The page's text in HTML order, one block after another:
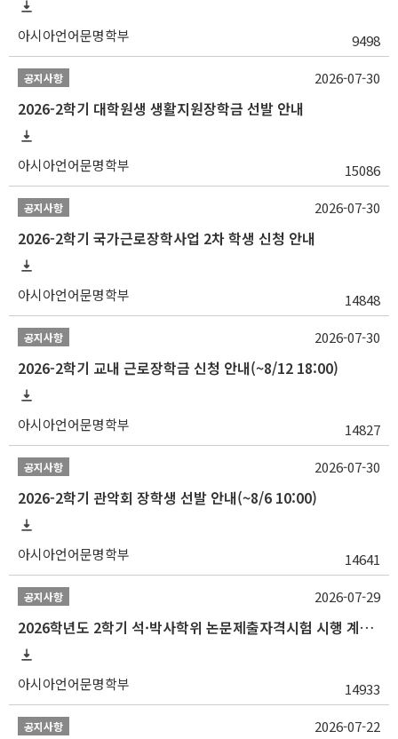
아시아언어문명학부 9498
공지사항
2026-2학기 대학원생 생활지원장학금 선발 안내
아시아언어문명학부 15086
2026-07-30
공지사항
2026-2학기 국가근로장학사업 2차 학생 신청 안내
아시아언어문명학부 14848
2026-07-30
공지사항
2026-2학기 교내 근로장학금 신청 안내(~8/12 18:00)
아시아언어문명학부 14827
2026-07-30
공지사항
2026-2학기 관악회 장학생 선발 안내(~8/6 10:00)
아시아언어문명학부 14641
2026-07-30
공지사항
2026학년도 2학기 석·박사학위 논문제출자격시험 시행 계획 공고
아시아언어문명학부 14933
2026-07-29
공지사항 2026-07-22